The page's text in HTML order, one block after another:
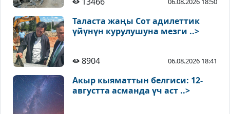
Таласта жаңы Сот адилеттик
үйүнүн курулушуна мезги ..>
8904 06.08.2026 18:41
Акыр кыяматтын белгиси: 12-
августта асманда үч аст ..>